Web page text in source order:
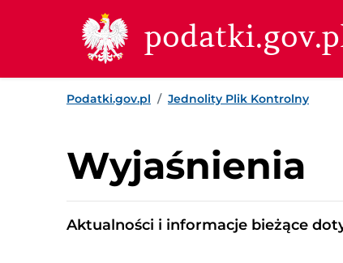
Przejdź do treści
Przejdź do wyszukiwarki
Przejdź do stopki
Podatki.gov.pl Jednolity Plik Kontrolny
Wyjaśnienia
Aktualności i informacje bieżące